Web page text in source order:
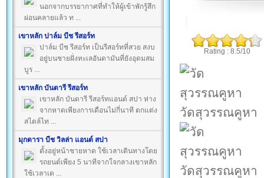
นอกจากบรรยากาศที่ทำให้ผู้เข้าพักรู้สึก
ผ่อนคลายแล้ว ท ...
เขาหลัก ปาล์ม บีช รีสอร์ท
ปาล์ม บีช รีสอร์ท เป็นรีสอร์ทที่สวย สงบ
อยู่บนชายฝั่งทะเลอันดามันที่ยังอุดมสม
บูร ...
เขาหลัก บันดารี รีสอร์ท
เขาหลัก บันดารี รีสอร์ทแอนด์ สปา ห่าง
จากหาดเพียงการเดือนไม่กี่นาที ตกแต่ง
สไตล์ไท ...
มุกดารา บีช วิลล่า แอนด์ สปา
ตั้งอยู่หน้าชายหาด ใช้เวลาเดินทางโดย
รถยนต์เพียง 5 นาทีจากใจกลางเขาหลัก
ใช้เวลาเด ...
Rating : 8.5/10
วัดสุวรรณคูหา
วัดสุวรรณคูหา